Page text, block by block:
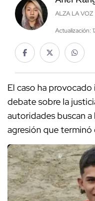
ALZA LA VOZ
Actualización:
El caso ha
debate sobre la
autoridades buscan a
agresión que terminó